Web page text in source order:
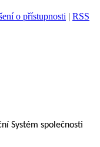
o přístupnosti | RSS
Systém společnosti